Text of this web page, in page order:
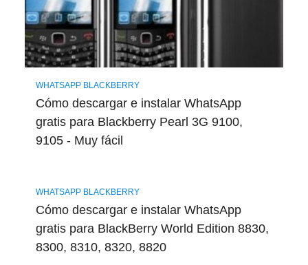
WHATSAPP BLACKBERRY
Cómo descargar e instalar WhatsApp
gratis para Blackberry Pearl 3G 9100,
9105 - Muy fácil
WHATSAPP BLACKBERRY
Cómo descargar e instalar WhatsApp
gratis para BlackBerry World Edition 8830,
8300, 8310, 8320, 8820